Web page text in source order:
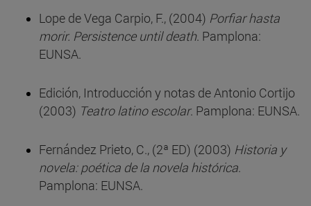
Lope de Vega Carpio, F., (2004) Porfiar hasta
morir. Persistence until death. Pamplona:
EUNSA.
Edición, Introducción y notas de Antonio Cortijo
(2003) Teatro latino escolar. Pamplona: EUNSA.
Fernández Prieto, C., (2ª ED) (2003) Historia y
novela: poética de la novela histórica.
Pamplona: EUNSA.